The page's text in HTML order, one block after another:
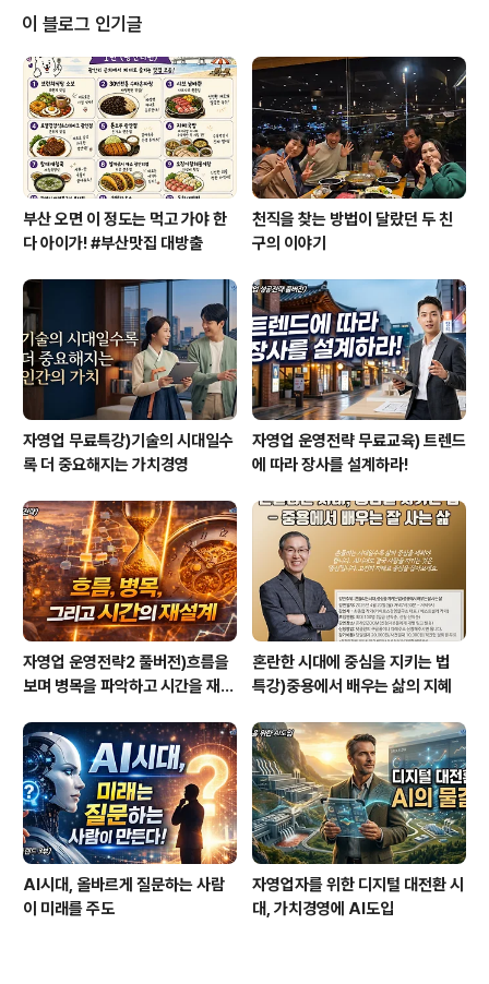
만 낭비해 버릴 가능성이 크다. 또한 그러한 잘못된 정보로
인해 오히려 더 큰 문제가 발생할 수도 있다. 우리는 수많은
정보중에서 새롭고 유익한 정보를 얻는다. 그렇지만 그 정
보가 완전하지 못해서 문제가 발생할 수 있다. 삶의 현장에
서 만나는 수 많은 정보들 한번은 시골의 한 농장에서 80
개들이 사과 한 박스를 사려고했던 ..
이 블로그 인기글
부산 오면 이 정도는 먹고 가야 한
다 아이가! #부산맛집 대방출
천직을 찾는 방법이 달랐던 두 친
구의 이야기
자영업 무료특강)기술의 시대일수
록 더 중요해지는 가치경영
자영업 운영전략 무료교육) 트렌드
에 따라 장사를 설계하라!
자영업 운영전략2 풀버전)흐름을
보며 병목을 파악하고 시간을 재설
혼란한 시대에 중심을 지키는 법
특강)중용에서 배우는 삶의 지혜
AI시대, 올바르게 질문하는 사람
이 미래를 주도
자영업자를 위한 디지털 대전환 시
대, 가치경영에 AI도입